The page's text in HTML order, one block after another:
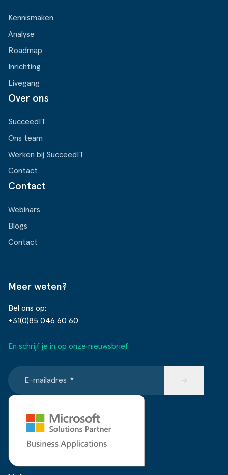
Kennismaken
Analyse
Roadmap
Inrichting
Livegang
Over ons
SucceedIT
Ons team
Werken bij SucceedIT
Contact
Contact
Webinars
Blogs
Contact
Meer weten?
Bel ons op:
+31(0)85 046 60 60
En schrijf je in op onze nieuwsbrief:
E-mailadres * →